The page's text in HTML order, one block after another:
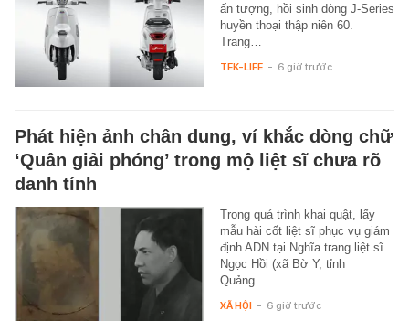
ấn tượng, hồi sinh dòng J-Series
huyền thoại thập niên 60.
Trang…
TEK-LIFE - 6 giờ trước
Phát hiện ảnh chân dung, ví khắc dòng chữ
‘Quân giải phóng’ trong mộ liệt sĩ chưa rõ
danh tính
Trong quá trình khai quật, lấy
mẫu hài cốt liệt sĩ phục vụ giám
định ADN tại Nghĩa trang liệt sĩ
Ngọc Hồi (xã Bờ Y, tỉnh
Quảng…
XÃ HỘI - 6 giờ trước